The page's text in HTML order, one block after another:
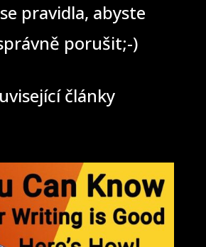
pravidla, abyste
porušit;-)
články